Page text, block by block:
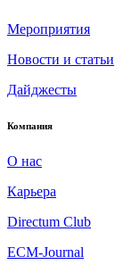
Мероприятия
Новости и статьи
Дайджесты
Компания
О нас
Карьера
Directum Club
ECM-Journal